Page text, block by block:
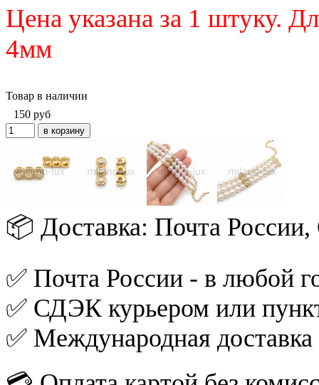
Цена указана за 1 штуку.
4мм
Товар в наличии
150 руб
📦 Доставка: Почта
✅ Почта России - в любой
✅ СДЭК курьером или
✅ Международная